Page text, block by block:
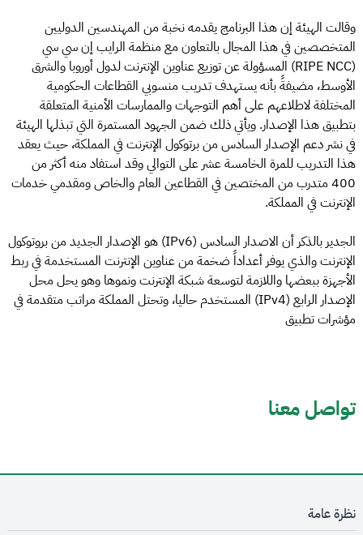
وقالت الهيئة إن هذا البرنامج يقدمه نخبة من المهندسين الدوليين
المتخصصين في هذا المجال بالتعاون مع منظمة الرايب إن سي سي
(RIPE NCC) المسؤولة عن توزيع عناوين الإنترنت لدول أوروبا والشرق
الأوسط، مضيفةً بأنه يستهدف تدريب منسوبي القطاعات الحكومية
المختلفة لاطلاعهم على أهم التوجهات والممارسات الأمنية المتعلقة
بتطبيق هذا الإصدار. ويأتي ذلك ضمن الجهود المستمرة التي تبذلها الهيئة
في نشر دعم الإصدار السادس من برتوكول الإنترنت في المملكة، حيث يعقد
هذا التدريب للمرة الخامسة عشر على التوالي وقد استفاد منه أكثر من
400 متدرب من المختصين في القطاعين العام والخاص ومقدمي خدمات
الإنترنت في المملكة.
الجدير بالذكر أن الاصدار السادس (IPv6) هو الإصدار الجديد من بروتوكول
الإنترنت والذي يوفر أعداداً ضخمة من عناوين الإنترنت المستخدمة في ربط
الأجهزة ببعضها واللازمة لتوسعة شبكة الإنترنت ونموها وهو يحل محل
الإصدار الرابع (IPv4) المستخدم حاليا، وتحتل المملكة مراتب متقدمة في
مؤشرات تطبيق
تواصل معنا
نظرة عامة